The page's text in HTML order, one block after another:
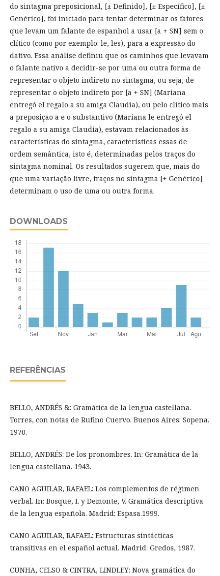
do sintagma preposicional, [± Definido], [± Específico], [±
Genérico], foi iniciado para tentar determinar os fatores
que levam um falante de espanhol a usar [a + SN] sem o
clítico (como por exemplo: le, les), para a expressão do
dativo. Essa análise definiu que os caminhos que levavam
o falante nativo a decidir-se por uma ou outra forma de
representar o objeto indireto no sintagma, ou seja, de
representar o objeto indireto por [a + SN] (Mariana
entregó el regalo a su amiga Claudia), ou pelo clítico mais
a preposição a e o substantivo (Mariana le entregó el
regalo a su amiga Claudia), estavam relacionados às
características do sintagma, características essas de
ordem semântica, isto é, determinadas pelos traços do
sintagma nominal. Os resultados sugerem que, mais do
que uma variação livre, traços no sintagma [+ Genérico]
determinam o uso de uma ou outra forma.
DOWNLOADS
REFERÊNCIAS
BELLO, ANDRÉS &: Gramática de la lengua castellana.
Torres, con notas de Rufino Cuervo. Buenos Aires: Sopena.
1970.
BELLO, ANDRÉS: De los pronombres. In: Gramática de la
lengua castellana. 1943.
CANO AGUILAR, RAFAEL: Los complementos de régimen
verbal. In: Bosque, I. y Demonte, V. Gramática descriptiva
de la lengua española. Madrid: Espasa.1999.
CANO AGUILAR, RAFAEL: Estructuras sintácticas
transitivas en el español actual. Madrid: Gredos, 1987.
CUNHA, CELSO & CINTRA, LINDLEY: Nova gramática do